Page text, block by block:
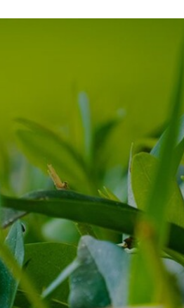
ІСТОРІЇ